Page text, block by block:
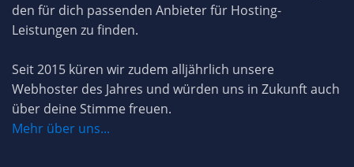
den für dich passenden Anbieter für Hosting-
Leistungen zu finden.
Seit 2015 küren wir zudem alljährlich unsere
Webhoster des Jahres und würden uns in Zukunft auch
über deine Stimme freuen.
Mehr über uns...